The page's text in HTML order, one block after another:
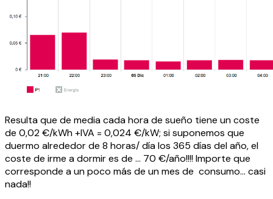
Resulta que de media cada hora de sueño tiene un coste
de 0,02 €/kWh +IVA = 0,024 €/kW; si suponemos que
duermo alrededor de 8 horas/ día los 365 días del año, el
coste de irme a dormir es de … 70 €/año!!!! Importe que
corresponde a un poco más de un mes de consumo… casi
nada!!